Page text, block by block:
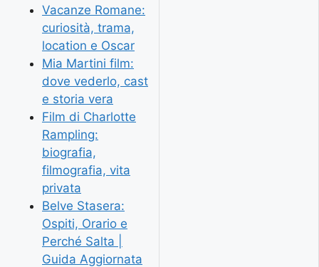
Vacanze Romane:
curiosità, trama,
location e Oscar
Mia Martini film:
dove vederlo, cast
e storia vera
Film di Charlotte
Rampling:
biografia,
filmografia, vita
privata
Belve Stasera:
Ospiti, Orario e
Perché Salta |
Guida Aggiornata